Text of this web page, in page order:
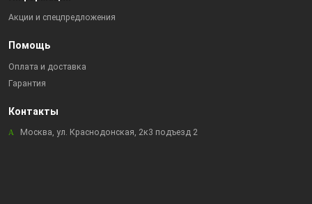
Акции и спецпредложения
Помощь
Оплата и доставка
Гарантия
Контакты
Москва, ул. Краснодонская, 2к3 подъезд 2